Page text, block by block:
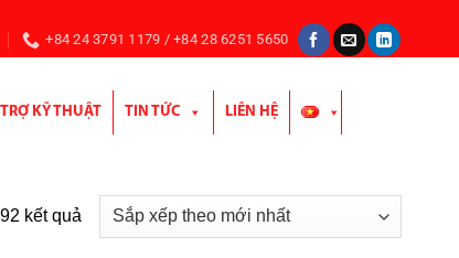
+84 24 3791 1179 / +84 28 6251 5650
KỸ THUẬT TIN TỨC LIÊN HỆ
kết quảĐã
sắp